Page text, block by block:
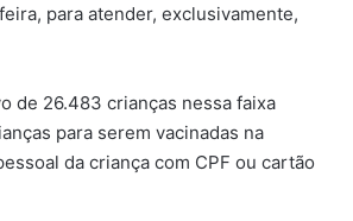
para atender, exclusivamente,
de 26.483 crianças nessa faixa
para serem vacinadas na
da criança com CPF ou cartão